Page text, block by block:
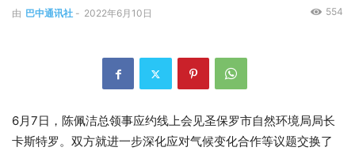
由 巴中通讯社 - 2022年6月10日 554
6月7日，陈佩洁总领事应约线上会见圣保罗市自然环境局局长
卡斯特罗。双方就进一步深化应对气候变化合作等议题交换了